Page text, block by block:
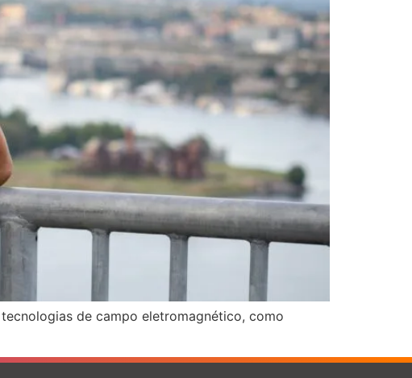
de campo eletromagnético, como